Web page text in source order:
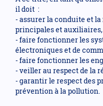
il doit :
- assurer la conduite et
principales et auxiliaires,
- faire fonctionner les
électroniques et de
- faire fonctionner les
- veiller au respect de la
- garantir le respect des
prévention à la pollution.